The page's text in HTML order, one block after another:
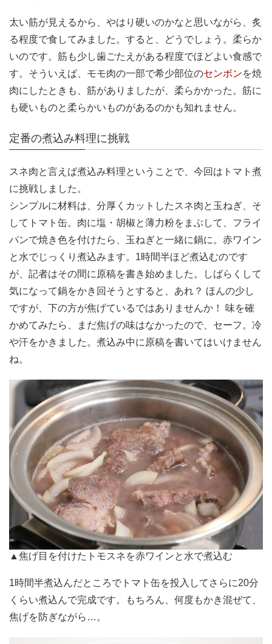
太い筋が見えるから、やはり硬いのかなと思いながら、炙
る程度で食してみました。すると、どうでしょう。柔らか
いのです。筋も少し歯ごたえがある程度でほどよい食感で
す。そういえば、モモ肉の一部で希少部位のセンボンを焼
肉にしたときも、筋がありましたが、柔らかかった。筋に
も硬いものと柔らかいものがあるのかも知れません。
定番の煮込み料理に挑戦
スネ肉と言えば煮込み料理ということで、今回はトマト煮
に挑戦しました。
シンプルに材料は、分厚くカットしたスネ肉と玉ねぎ、そ
してトマト缶。肉に塩・胡椒と薄力粉をまぶして、フライ
パンで焼き色を付けたら、玉ねぎと一緒に鍋に。赤ワイン
と水でじっくり煮込みます。1時間半ほど煮込むのです
が、記者はその間に原稿を書き始めました。しばらくして
気になって鍋をかき回そうとすると、あれ？ ほんの少し
ですが、下の方が焦げているではありませんか！ 味を確
かめてみたら、まだ焦げの味はなかったので、セーフ。冷
や汗をかきました。煮込み中に原稿を書いてはいけません
ね。
▲焦げ目を付けたトモスネを赤ワインと水で煮込む
1時間半煮込んだところでトマト缶を投入してさらに20分
くらい煮込んで完成です。もちろん、何度もかき混ぜて、
焦げを防ぎながら…。